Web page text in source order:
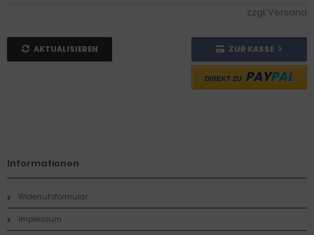
zzgl.Versand
AKTUALISIEREN ZUR KASSE
DIREKT ZU PAYPAL
Informationen
Widerrufsformular
Impressum